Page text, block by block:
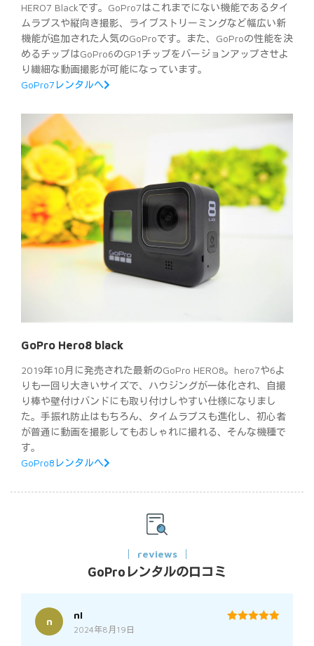
HERO7 Blackです。GoPro7はこれまでにない機能であるタイ
ムラプスや縦向き撮影、ライブストリーミングなど幅広い新
機能が追加された人気のGoProです。また、GoProの性能を決
めるチップはGoPro6のGP1チップをバージョンアップさせよ
り繊細な動画撮影が可能になっています。
GoPro7レンタルへ
GoPro Hero8 black
2019年10月に発売された最新のGoPro HERO8。hero7や6よ
りも一回り大きいサイズで、ハウジングが一体化され、自撮
り棒や壁付けバンドにも取り付けしやすい仕様になりまし
た。手振れ防止はもちろん、タイムラプスも進化し、初心者
が普通に動画を撮影してもおしゃれに撮れる、そんな機種で
す。
GoPro8レンタルへ
reviews
GoProレンタルの口コミ
n
nI
2024年8月19日